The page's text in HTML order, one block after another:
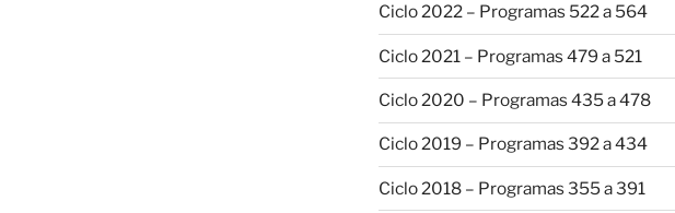
Ciclo 2022 – Programas 522 a 564
Ciclo 2021 – Programas 479 a 521
Ciclo 2020 – Programas 435 a 478
Ciclo 2019 – Programas 392 a 434
Ciclo 2018 – Programas 355 a 391